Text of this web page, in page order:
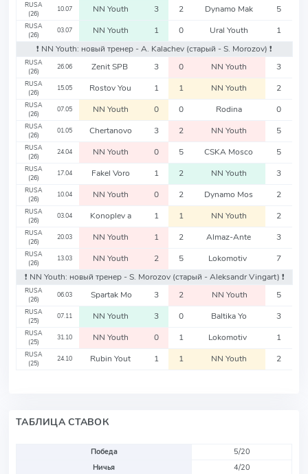
RUSA
(26)
10.07 NN Youth 3 2 Dynamo Mak 5
RUSA
(26)
03.07 NN Youth 1 0 Ural Youth
1
❗️ NN Youth: новый тренер - A. Kalachev (старый - S. Morozov) ❗️
RUSA
(26)
26.06 Zenit SPB 3 0 NN Youth 3
RUSA
(26)
15.05 Rostov You 1 1 NN Youth 2
RUSA
(26)
07.05 NN Youth 0 0 Rodina 0
RUSA
(26)
01.05 Chertanovo 3 2 NN Youth 5
RUSA
(26)
24.04 NN Youth 0 5 CSKA Mosco 5
RUSA
(26)
17.04 Fakel Voro 1 2 NN Youth 3
RUSA
(26)
10.04 NN Youth 0 2 Dynamo Mos 2
RUSA
(26)
03.04 Konoplev a 1 1 NN Youth 2
RUSA
(26)
20.03 NN Youth 1 2 Almaz-Ante 3
RUSA
(26)
13.03 NN Youth 2 5 Lokomotiv
7
❗️ NN Youth: новый тренер - S. Morozov (старый - Aleksandr Vingart) ❗️
RUSA
(26)
06.03 Spartak Mo 3 2 NN Youth 5
RUSA
(25)
07.11 NN Youth 3 0 Baltika Yo 3
RUSA
(25)
31.10 NN Youth 0 1 Lokomotiv 1
RUSA
(25)
24.10 Rubin Yout 1 1 NN Youth 2
ТАБЛИЦА СТАВОК
Победа
5/20
Ничья
4/20